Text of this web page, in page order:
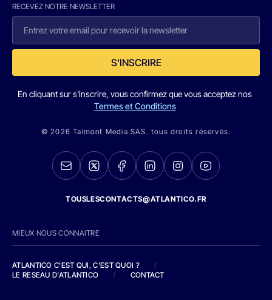
RECEVEZ NOTRE NEWSLETTER
S'INSCRIRE
En cliquant sur s'inscrire, vous confirmez que vous acceptez nos
Termes et Conditions
© 2026 Talmont Media SAS. tous droits réservés.
TOUSLESCONTACTS@ATLANTICO.FR
MIEUX NOUS CONNAITRE
ATLANTICO C'EST QUI, C'EST QUOI ?
/
LE RESEAU D'ATLANTICO
/ CONTACT